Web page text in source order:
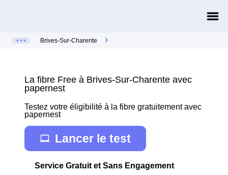
Brives-Sur-Charente
La fibre Free à Brives-Sur-Charente avec
papernest
Testez votre éligibilité à la fibre gratuitement avec
papernest
Lancer le test
Service Gratuit et Sans Engagement